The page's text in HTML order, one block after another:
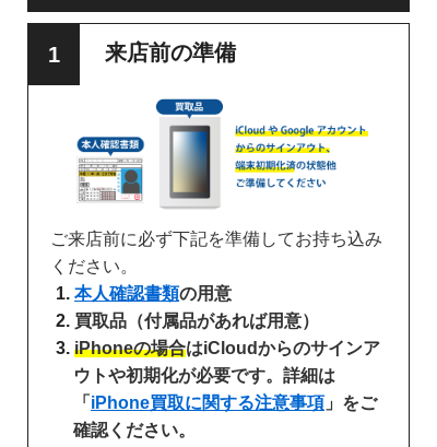
来店前の準備
ご来店前に必ず下記を準備してお持ち込み
ください。
本人確認書類の用意
買取品（付属品があれば用意）
iPhoneの場合はiCloudからのサインア
ウトや初期化が必要です。詳細は
「 iPhone買取に関する注意事項 」をご
確認ください。